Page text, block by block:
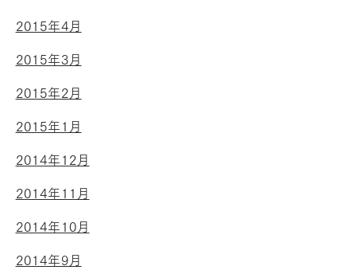
2015年4月
2015年3月
2015年2月
2015年1月
2014年12月
2014年11月
2014年10月
2014年9月